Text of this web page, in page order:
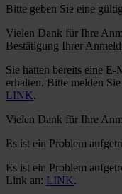
Bitte geben Sie eine
Vielen Dank für Ihre
Bestätigung Ihrer
Sie hatten bereits eine
erhalten. Bitte melden
LINK.
Vielen Dank für Ihre
Es ist ein Problem
Es ist ein Problem
Link an: LINK.